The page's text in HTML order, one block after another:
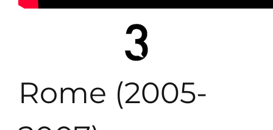
Rome (2005-